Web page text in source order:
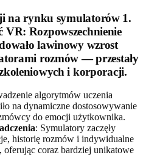
na rynku symulatorów 1.
VR: Rozpowszechnienie
lawinowy wzrost
rozmów — przestały
i korporacji.
algorytmów uczenia
na dynamiczne dostosowywanie
do emocji użytkownika.
: Symulatory zaczęły
historię rozmów i indywidualne
coraz bardziej unikatowe